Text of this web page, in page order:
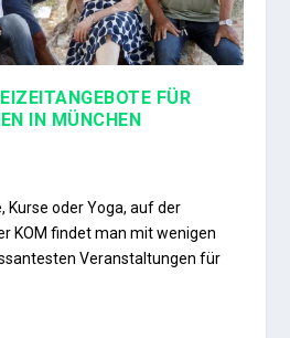
FÜR
IN MÜNCHEN
Kurse oder Yoga, auf der
KOM findet man mit wenigen
Veranstaltungen für